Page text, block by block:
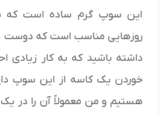
این سوپ گرم ساده است که
روزهایی مناسب است که
داشته باشید که به کار زیادی
خوردن یک کاسه از این سوپ
هستیم و من معمولاً آن را در